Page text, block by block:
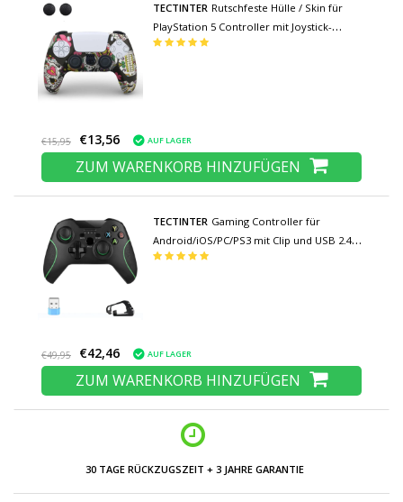
TECTINTER Rutschfeste Hülle / Skin für
PlayStation 5 Controller mit Joystick-
Kappen - Rubber Grip Cover PS5 -
€15,95 €13,56 AUF LAGER
ZUM WARENKORB HINZUFÜGEN
TECTINTER Gaming Controller für
Android/iOS/PC/PS3 mit Clip und USB 2.4G
Stick - Bluetooth Gamepad Handy
€49,95 €42,46 AUF LAGER
ZUM WARENKORB HINZUFÜGEN
30 TAGE RÜCKZUGSZEIT + 3 JAHRE GARANTIE